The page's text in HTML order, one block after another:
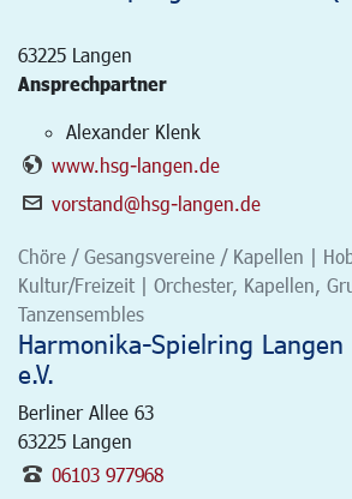
63225 Langen
Ansprechpartner
Alexander Klenk
www.hsg-langen.de
vorstand@hsg-langen.de
Chöre / Gesangsvereine / Kapellen |
Kultur/Freizeit | Orchester, Kapellen,
Tanzensembles
Harmonika-Spielring Langen
e.V.
Berliner Allee 63
63225 Langen
06103 977968